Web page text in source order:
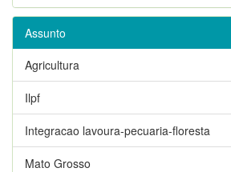
Assunto
Agricultura
Ilpf
Integracao lavoura-pecuaria-floresta
Mato Grosso